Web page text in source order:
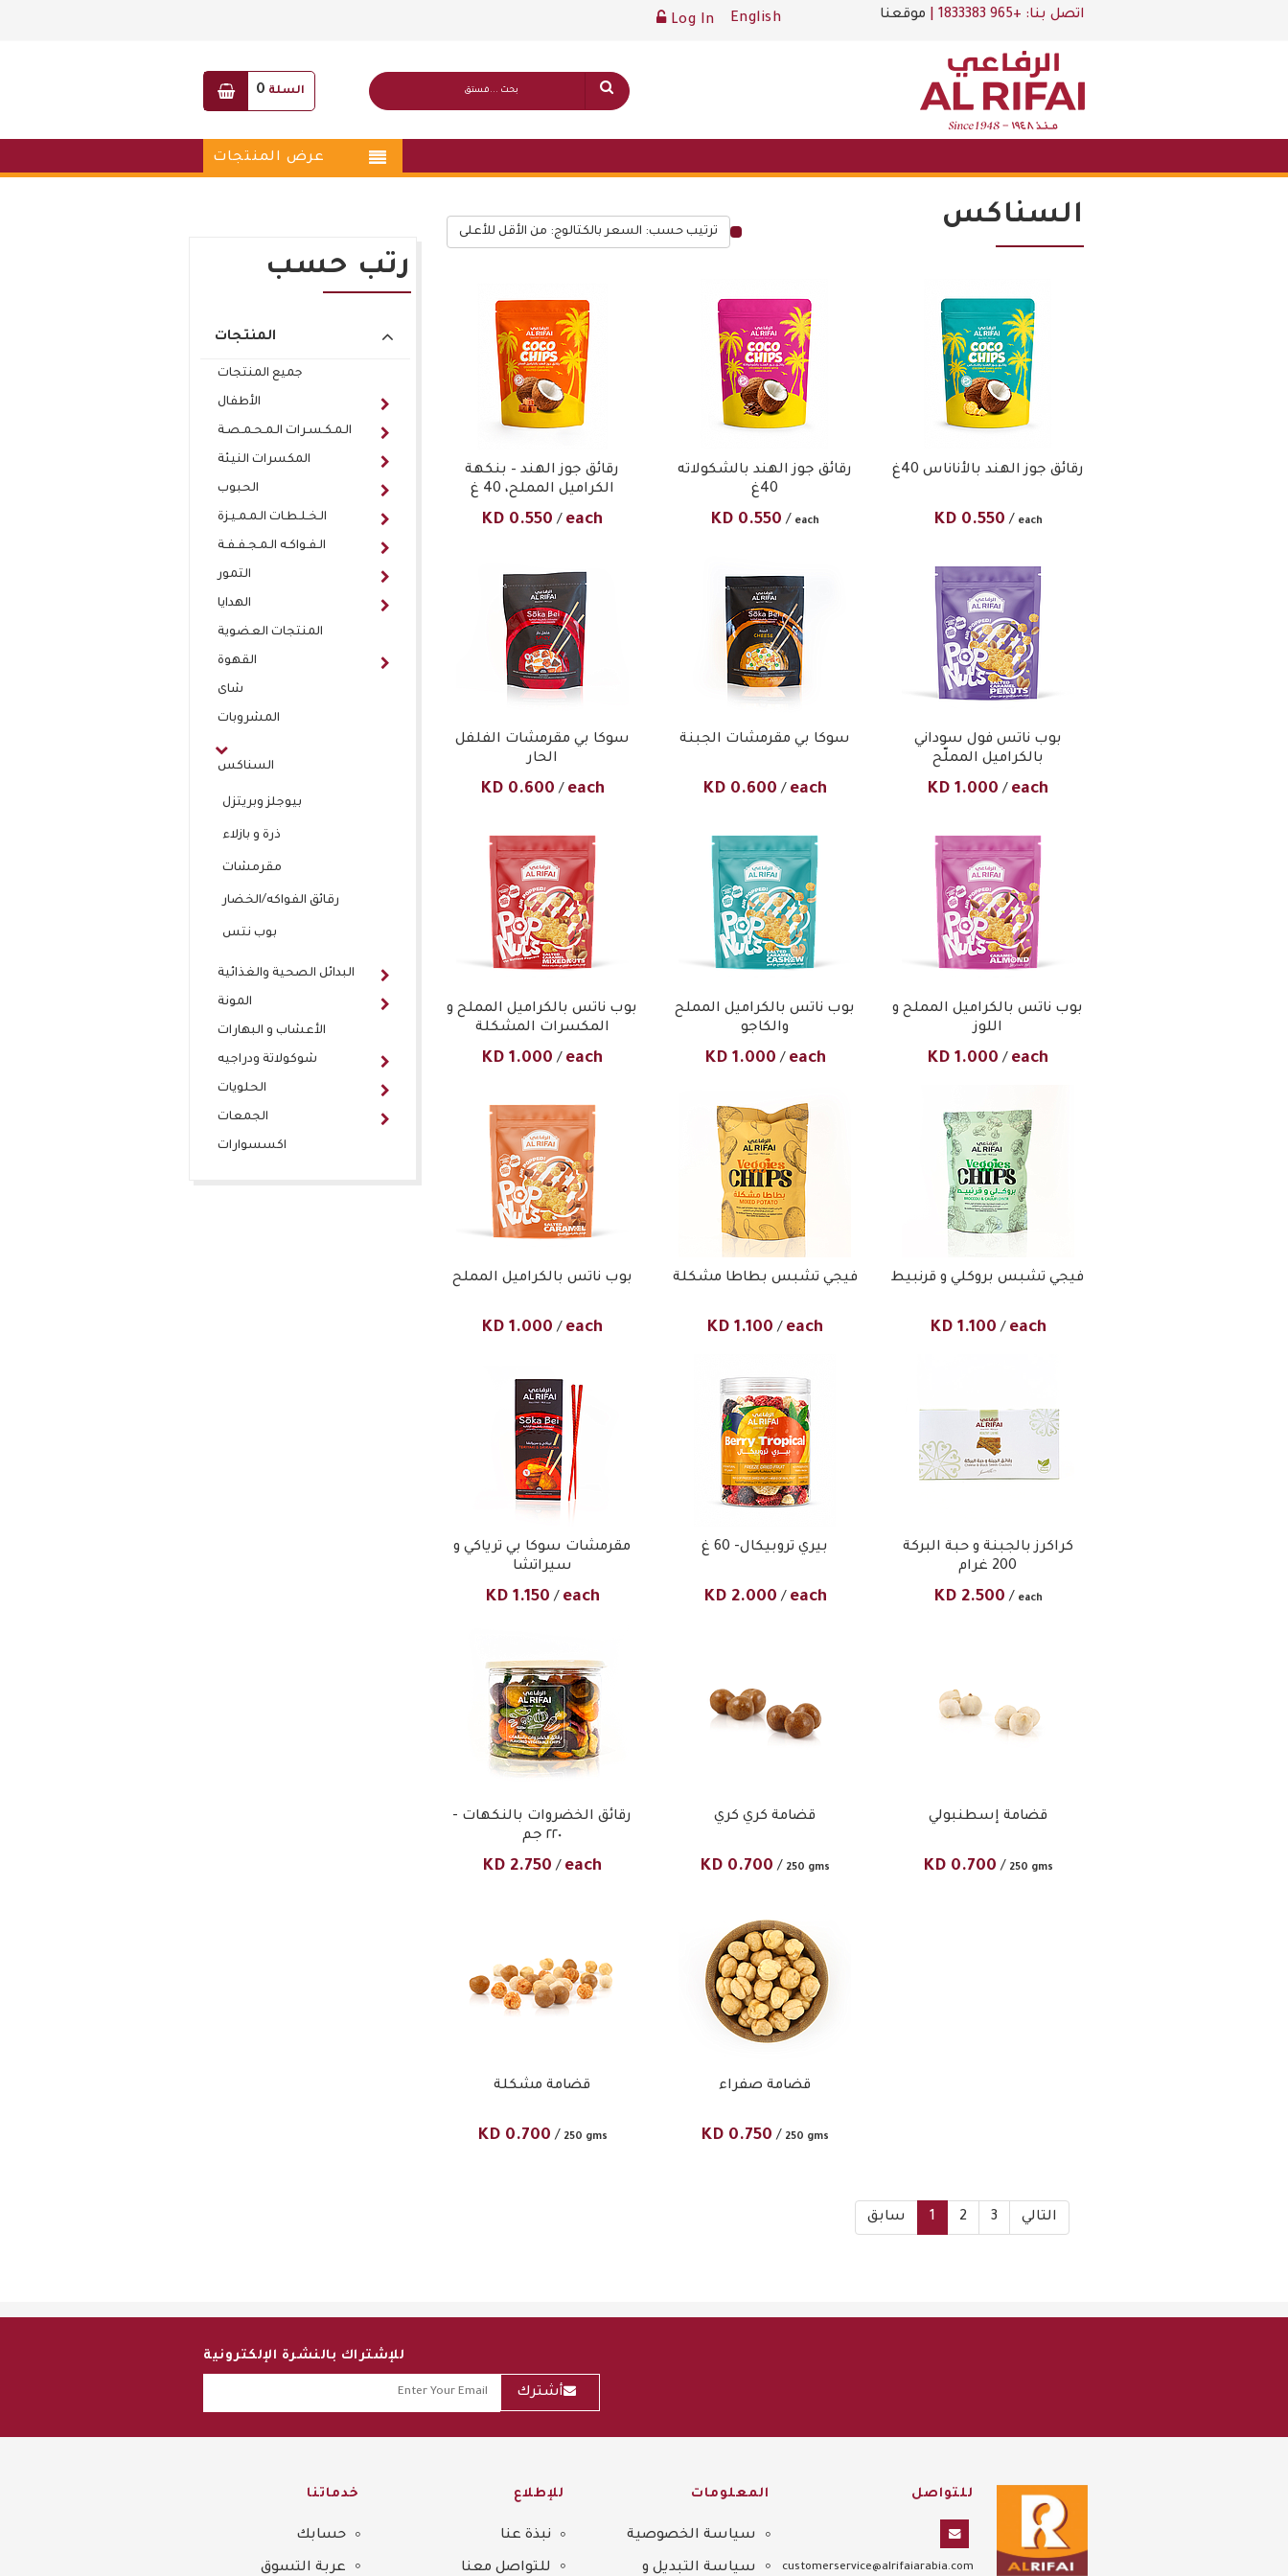
اتصل بنا: +965 1833383 موقعنا Log In English
السلة 0
عرض المنتجات
رتب حسب
المنتجات
جميع المنتجات
الأطفال
الـمـكـسـرات الـمـحـمـصـة
المكسرات النيئة
الحبوب
الـخـلـطـات الـمـمـيـزة
الـفـواكـه الـمـجـفـفـة
التمور
الهدايا
المنتجات العضوية
القهوة
شاى
المشروبات
السناكس
بيوجلز وبريتزل
ذرة و بازلاء
مقرمشات
رقائق الفواكه/الخضار
بوب نتس
البدائل الصحية والغذائية
المونة
الأعشاب و البهارات
شوكولاتة ودراجيه
الحلويات
الجمعات
اكسسوارات
السناكس ترتيب حسب: السعر بالكتالوج: من الأقل للأعلى
رقائق جوز الهند – بنكهة
الكراميل المملح، 40 غ
KD 0.550 / each
رقائق جوز الهند بالشكولاته
40غ
KD 0.550 / each
رقائق جوز الهند بالأناناس 40غ
KD 0.550 / each
سوكا بي مقرمشات الفلفل
الحار
KD 0.600 / each
سوكا بي مقرمشات الجبنة
KD 0.600 / each
بوب ناتس فول سوداني
بالكراميل المملّح
KD1.000 / each
بوب ناتس بالكراميل المملح و
المكسرات المشكلة
KD1.000 / each
بوب ناتس بالكراميل المملح
والكاجو
KD 1.000 / each
بوب ناتس بالكراميل المملح و
اللوز
KD1.000 / each
بوب ناتس بالكراميل المملح
KD1.000 / each
فيجي تشبس بطاطا مشكلة
KD1.100 / each
فيجي تشبس بروكلي و قرنبيط
KD 1.100 / each
مقرمشات سوكا بي ترياكي و
سيراتشا
KD 1.150 / each
بيري تروبيكال- 60 غ
KD 2.000 / each
كراكرز بالجبنة و حبة البركة
200 غرام
KD 2.500 / each
رقائق الخضروات بالنكهات -
٢٢٠ جم
KD 2.750 / each
قضامة كري كري
KD 0.700 / 250 gms
قضامة إسطنبولي
KD 0.700 / 250 gms
قضامة مشكلة
KD 0.700 / 250 gms
قضامة صفراء
KD 0.750 / 250 gms
سابق 1 2 3 التالي
للإشتراك بالنشرة الإلكترونية
أشترك
للتواصل
customerservice@alrifaiarabia.com
المعلومات
Sitemap
سياسة الخصوصية
سياسة التبديل و
للإطلاع
نبذة عنا
للتواصل معنا
خدماتنا
حسابك
عربة التسوق